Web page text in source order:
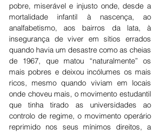
pobre, miserável e injusto onde, desde a
mortalidade infantil à nascença, ao
analfabetismo, aos bairros da lata, à
insegurança de viver em sítios errados
quando havia um desastre como as cheias
de 1967, que matou “naturalmente” os
mais pobres e deixou incólumes os mais
ricos, mesmo quando viviam em locais
onde choveu mais, o movimento estudantil
que tinha tirado as universidades ao
controlo de regime, o movimento operário
reprimido nos seus mínimos direitos, a